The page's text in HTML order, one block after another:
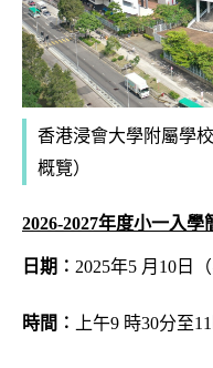
香港浸會大學附屬學
概覽）
2026-2027年度小一入學
日期︰ 2025年5 月10日
時間︰ 上午9 時30分至